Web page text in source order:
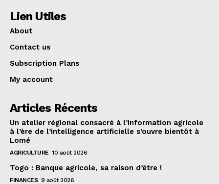
Lien Utiles
About
Contact us
Subscription Plans
My account
Articles Récents
Un atelier régional consacré à l’information agricole
à l’ère de l’intelligence artificielle s’ouvre bientôt à
Lomé
AGRICULTURE 10 août 2026
Togo : Banque agricole, sa raison d’être !
FINANCES 9 août 2026